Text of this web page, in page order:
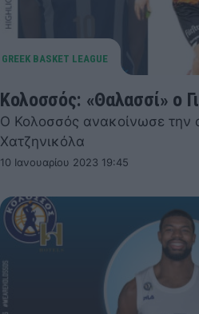
Κολοσσός: «Θαλασσί» ο
Ο Κολοσσός ανακοίνωσε την
Χατζηνικόλα
10 Ιανουαρίου 2023 19:45